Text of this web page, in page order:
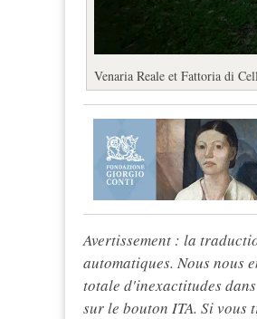
Venaria Reale et Fattoria di
Avertissement : la
automatiques. Nous nous
totale d'inexactitudes
sur le bouton ITA. Si vous